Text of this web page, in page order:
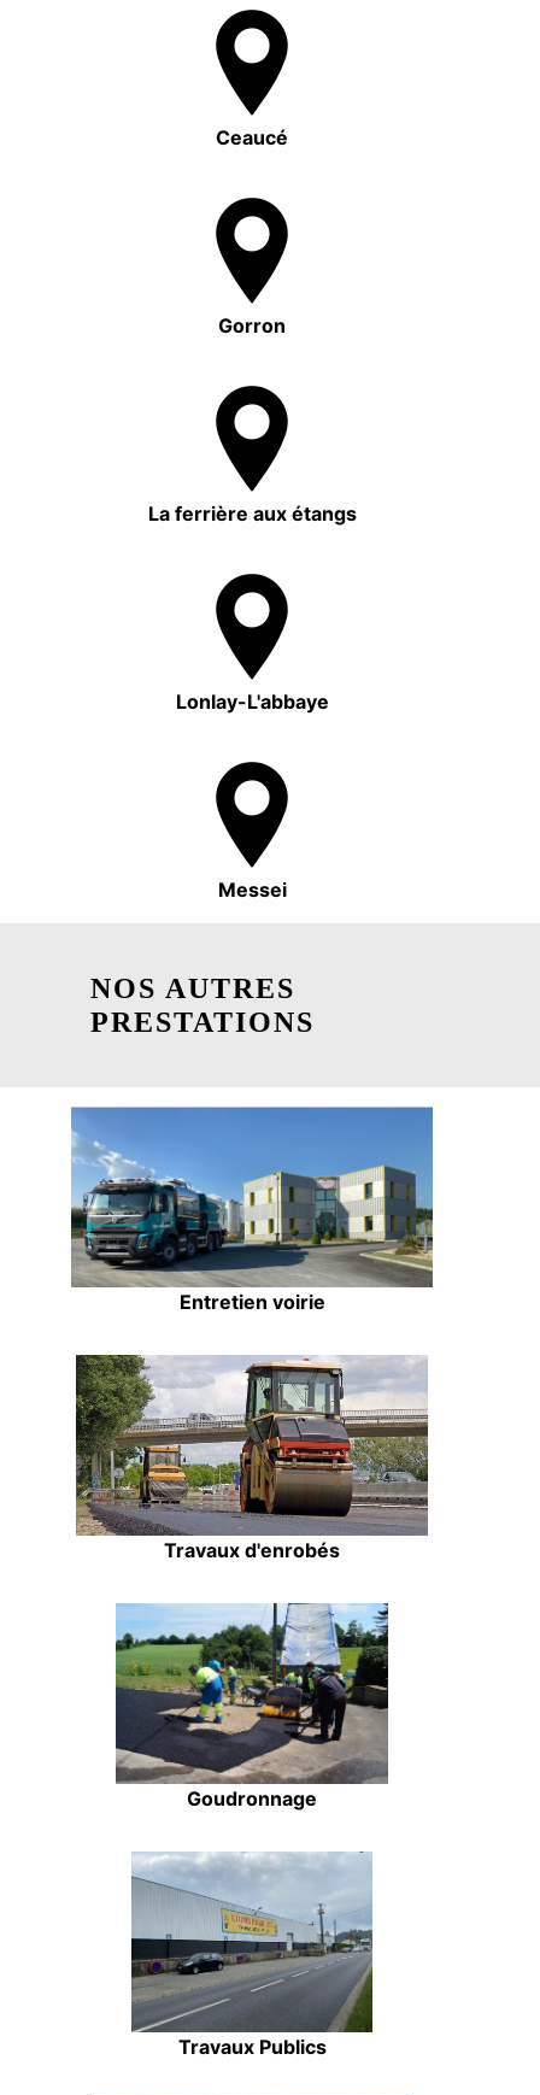
Ceaucé
Gorron
La ferrière aux étangs
Lonlay-L'abbaye
Messei
NOS AUTRES
PRESTATIONS
Entretien voirie
Travaux d'enrobés
Goudronnage
Travaux Publics